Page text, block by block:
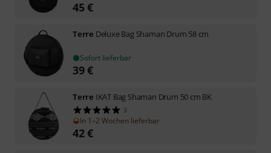
45€
Terre Deluxe Bag Shaman Drum 58 cm
Sofort lieferbar
39€
Terre IKAT Bag Shaman Drum 50 cm BK
3
In 1–2 Wochen lieferbar
42€